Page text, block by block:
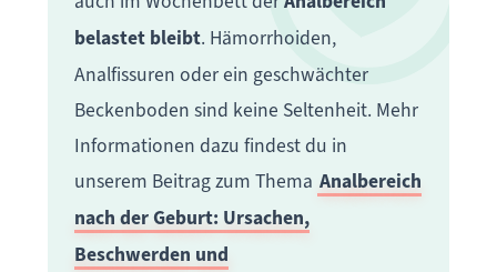
belastet bleibt. Hämorrhoiden,
Analfissuren oder ein geschwächter
Beckenboden sind keine Seltenheit. Mehr
Informationen dazu findest du in
unserem Beitrag zum Thema Analbereich
nach der Geburt: Ursachen,
Beschwerden und